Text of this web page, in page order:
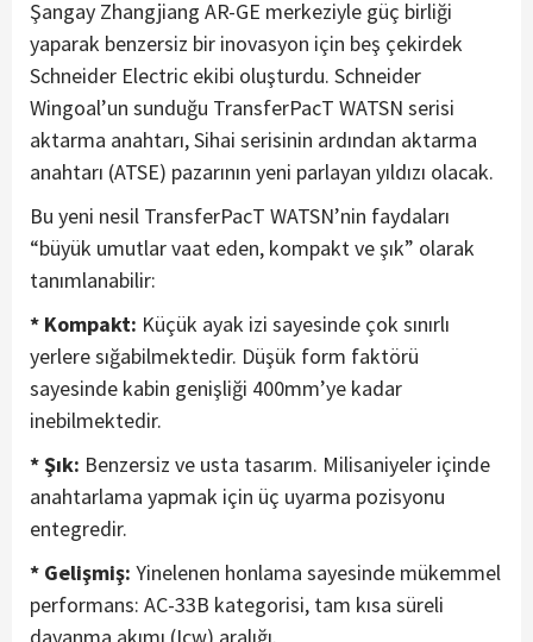
Şangay Zhangjiang AR-GE merkeziyle güç birliği
yaparak benzersiz bir inovasyon için beş çekirdek
Schneider Electric ekibi oluşturdu. Schneider
Wingoal’un sunduğu TransferPacT WATSN serisi
aktarma anahtarı, Sihai serisinin ardından aktarma
anahtarı (ATSE) pazarının yeni parlayan yıldızı olacak.
Bu yeni nesil TransferPacT WATSN’nin faydaları
“büyük umutlar vaat eden, kompakt ve şık” olarak
tanımlanabilir:
* Kompakt: Küçük ayak izi sayesinde çok sınırlı
yerlere sığabilmektedir. Düşük form faktörü
sayesinde kabin genişliği 400mm’ye kadar
inebilmektedir.
* Şık: Benzersiz ve usta tasarım. Milisaniyeler içinde
anahtarlama yapmak için üç uyarma pozisyonu
entegredir.
* Gelişmiş: Yinelenen honlama sayesinde mükemmel
performans: AC-33B kategorisi, tam kısa süreli